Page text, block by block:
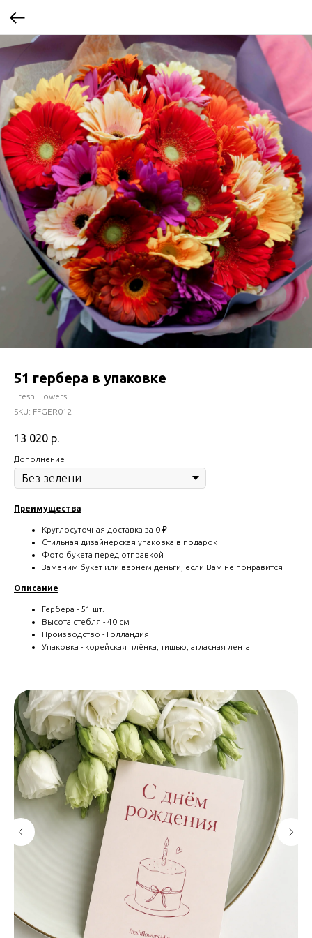
51 гербера в упаковке
Fresh Flowers
SKU: FFGER012
13 020 р.
Дополнение
Преимущества
Круглосуточная доставка за 0 ₽
Стильная дизайнерская упаковка в подарок
Фото букета перед отправкой
Заменим букет или вернём деньги, если Вам не понравится
Описание
Гербера - 51 шт.
Высота стебля - 40 см
Производство - Голландия
Упаковка - корейская плёнка, тишью, атласная лента